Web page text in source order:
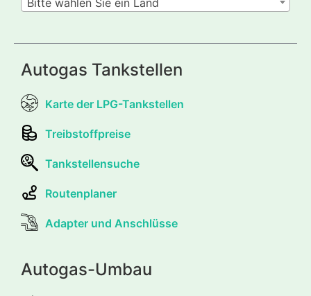
Bitte wählen Sie ein Land
Autogas Tankstellen
Karte der LPG-Tankstellen
Treibstoffpreise
Tankstellensuche
Routenplaner
Adapter und Anschlüsse
Autogas-Umbau